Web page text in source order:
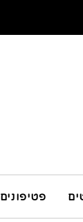
פטיפונים